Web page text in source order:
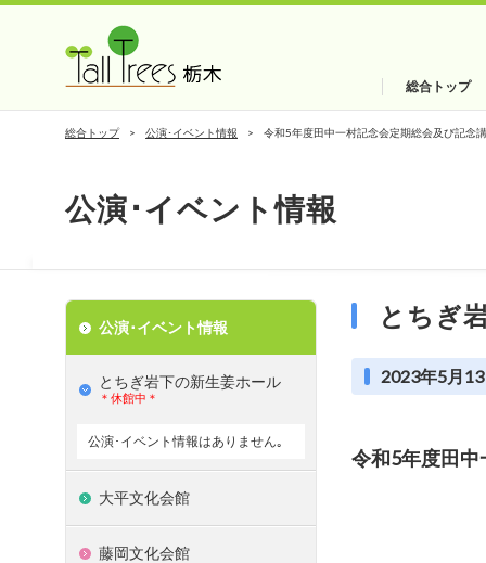
総合トップ
総合トップ 公演･イベント情報 令和5年度田中一村記念会定期総会及び記念
公演･イベント情報
とちぎ
2023年5月
令和5年度田
公演･イベント情報
とちぎ岩下の新⽣姜ホール
＊休館中＊
公演･イベント情報はありません｡
大平文化会館
藤岡文化会館